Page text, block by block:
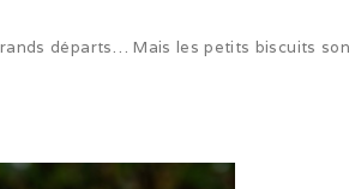
départs… Mais les petits biscuits